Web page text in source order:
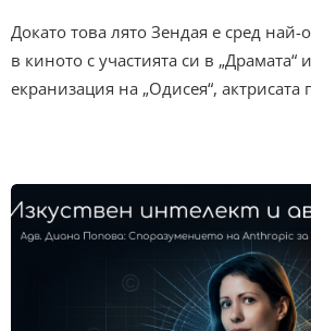
Докато това лято Зендая е сред
в киното с участията си в „Драмата“
екранизация на „Одисея“,